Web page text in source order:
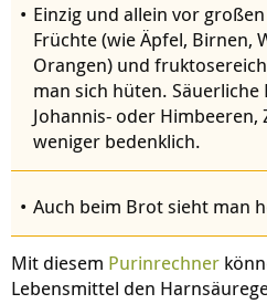
Einzig und allein vor
Früchte (wie Äpfel, Birnen,
Orangen) und
man sich hüten.
Johannis- oder
weniger bedenklich.
Auch beim Brot sieht man
Mit diesem Purinrechner
Lebensmittel den